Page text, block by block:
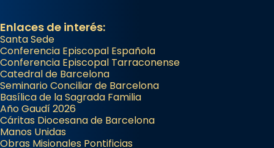
Enlaces de interés:
Santa Sede
Conferencia Episcopal Española
Conferencia Episcopal Tarraconense
Catedral de Barcelona
Seminario Conciliar de Barcelona
Basílica de la Sagrada Familia
Año Gaudí 2026
Cáritas Diocesana de Barcelona
Manos Unidas
Obras Misionales Pontificias